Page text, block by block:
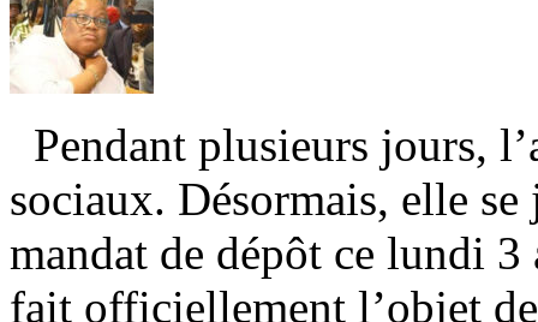
Pendant plusieurs jours,
sociaux. Désormais, elle
mandat de dépôt ce lundi
fait officiellement l’objet